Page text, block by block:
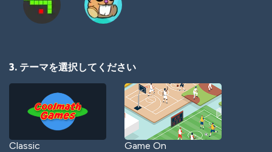
3. テーマを選択してください
Classic Game On